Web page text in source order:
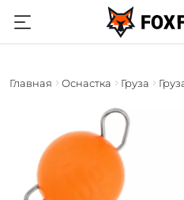
Главная Оснастка Груза